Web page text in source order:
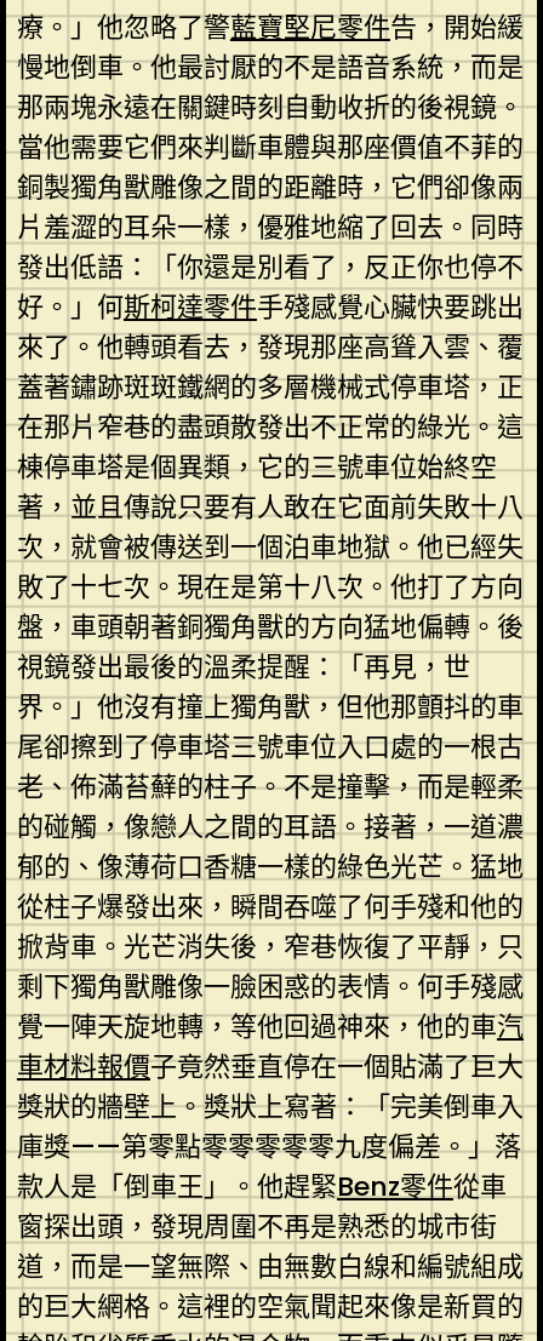
療。」他忽略了警藍寶堅尼零件告，開始緩
慢地倒車。他最討厭的不是語音系統，而是
那兩塊永遠在關鍵時刻自動收折的後視鏡。
當他需要它們來判斷車體與那座價值不菲的
銅製獨角獸雕像之間的距離時，它們卻像兩
片羞澀的耳朵一樣，優雅地縮了回去。同時
發出低語：「你還是別看了，反正你也停不
好。」何斯柯達零件手殘感覺心臟快要跳出
來了。他轉頭看去，發現那座高聳入雲、覆
蓋著鏽跡斑斑鐵網的多層機械式停車塔，正
在那片窄巷的盡頭散發出不正常的綠光。這
棟停車塔是個異類，它的三號車位始終空
著，並且傳說只要有人敢在它面前失敗十八
次，就會被傳送到一個泊車地獄。他已經失
敗了十七次。現在是第十八次。他打了方向
盤，車頭朝著銅獨角獸的方向猛地偏轉。後
視鏡發出最後的溫柔提醒：「再見，世
界。」他沒有撞上獨角獸，但他那顫抖的車
尾卻擦到了停車塔三號車位入口處的一根古
老、佈滿苔蘚的柱子。不是撞擊，而是輕柔
的碰觸，像戀人之間的耳語。接著，一道濃
郁的、像薄荷口香糖一樣的綠色光芒。猛地
從柱子爆發出來，瞬間吞噬了何手殘和他的
掀背車。光芒消失後，窄巷恢復了平靜，只
剩下獨角獸雕像一臉困惑的表情。何手殘感
覺一陣天旋地轉，等他回過神來，他的車汽
車材料報價子竟然垂直停在一個貼滿了巨大
獎狀的牆壁上。獎狀上寫著：「完美倒車入
庫獎——第零點零零零零零九度偏差。」落
款人是「倒車王」。他趕緊Benz零件從車
窗探出頭，發現周圍不再是熟悉的城市街
道，而是一望無際、由無數白線和編號組成
的巨大網格。這裡的空氣聞起來像是新買的